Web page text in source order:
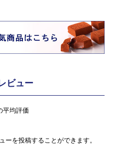
ビュー
平均評価
ーを投稿することができます。